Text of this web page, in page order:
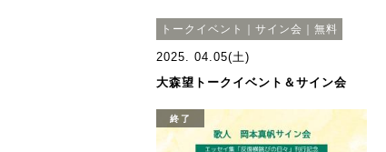
トークイベント｜サイン会｜無料
2025. 04.05(土)
大森望トークイベント＆サイン会
終了